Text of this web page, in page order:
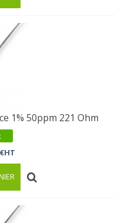
1% 50ppm 221 Ohm